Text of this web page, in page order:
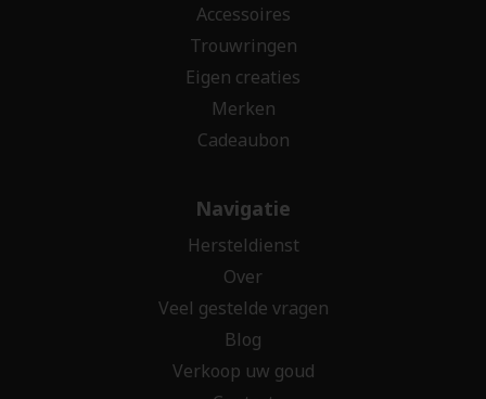
Accessoires
Trouwringen
Eigen creaties
Merken
Cadeaubon
Navigatie
Hersteldienst
Over
Veel gestelde vragen
Blog
Verkoop uw goud